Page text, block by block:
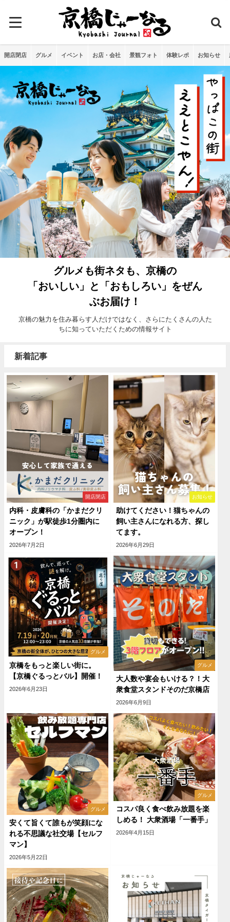
開店閉店 グルメ イベント お店・会社 景観フォト 体験レポ お知らせ
グルメも街ネタも、京橋の
「おいしい」と「おもしろい」をぜん
ぶお届け！
京橋の魅力を住み暮らす人だけではなく、さらにたくさんの人た
ちに知っていただくための情報サイト
新着記事
開店閉店
内科・皮膚科の「かまだクリ
ニック」が駅徒歩1分圏内に
オープン！
2026年7月2日
お知らせ
助けてください！猫ちゃんの
飼い主さんになれる方、探し
てます。
2026年6月29日
グルメ
京橋をもっと楽しい街に。
【京橋ぐるっとバル】開催！
2026年6月23日
グルメ
大人数や宴会もいける？！大
衆食堂スタンドそのだ京橋店
2026年6月9日
グルメ
安くて旨くて誰もが笑顔にな
れる不思議な社交場【セルフ
マン】
2026年5月22日
グルメ
コスパ良く食べ飲み放題を楽
しめる！ 大衆酒場「一番手」
2026年4月15日